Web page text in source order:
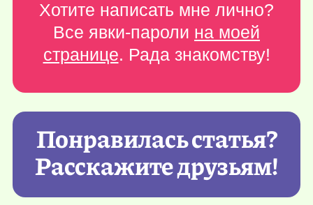
Хотите написать мне лично?
Все явки-пароли на моей
странице. Рада знакомству!
Понравилась статья?
Расскажите друзьям!